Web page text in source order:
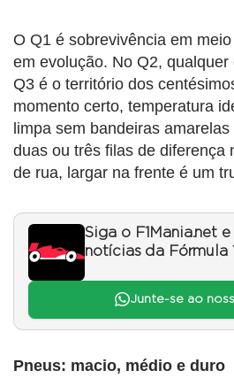
O Q1 é sobrevivência em
em evolução. No Q2,
Q3 é o território dos
momento certo, temperatura
limpa sem bandeiras
duas ou três filas de diferença
de rua, largar na frente é um
Siga o F1Mania.net
notícias da Fórmula
Junte-se ao
Pneus: macio, médio e duro